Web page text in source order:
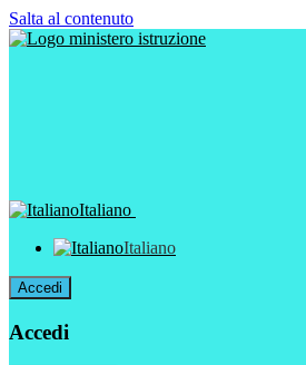
Salta al contenuto
Italiano
Italiano
Accedi
Accedi